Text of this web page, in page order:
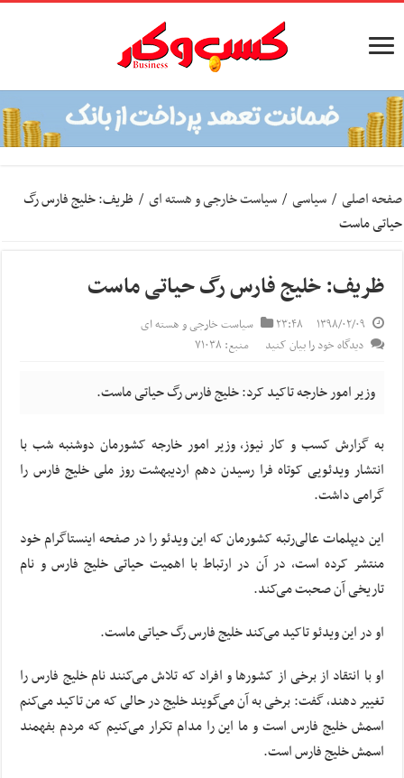
صفحه اصلی / سیاسی / سیاست خارجی و هسته ای / ظریف: خلیج فارس رگ
حیاتی ماست
ظریف: خلیج فارس رگ حیاتی ماست
۱۳۹۸/۰۲/۰۹ ۲۳:۴۸
سیاست خارجی و هسته ای
دیدگاه خود را بیان کنید
منبع: ۷۱۰۳۸
وزیر امور خارجه تاکید کرد: خلیج فارس رگ حیاتی ماست.
به گزارش کسب و کار نیوز، وزیر امور خارجه کشورمان دوشنبه شب با
انتشار ویدئویی کوتاه فرا رسیدن دهم اردیبهشت روز ملی خلیج فارس را
گرامی داشت.
این دیپلمات عالی‌رتبه کشورمان که این ویدئو را در صفحه اینستاگرام خود
منتشر کرده است، در آن در ارتباط با اهمیت حیاتی خلیج فارس و نام
تاریخی آن صحبت می‌کند.
او در این ویدئو تاکید می‌کند خلیج فارس رگ حیاتی ماست.
او با انتقاد از برخی از کشورها و افراد که تلاش می‌کنند نام خلیج فارس را
تغییر دهند، گفت: برخی به آن می‌گویند خلیج در حالی که من تاکید می‌کنم
اسمش خلیج فارس است و ما این را مدام تکرار می‌کنیم که مردم بفهمند
اسمش خلیج فارس است.